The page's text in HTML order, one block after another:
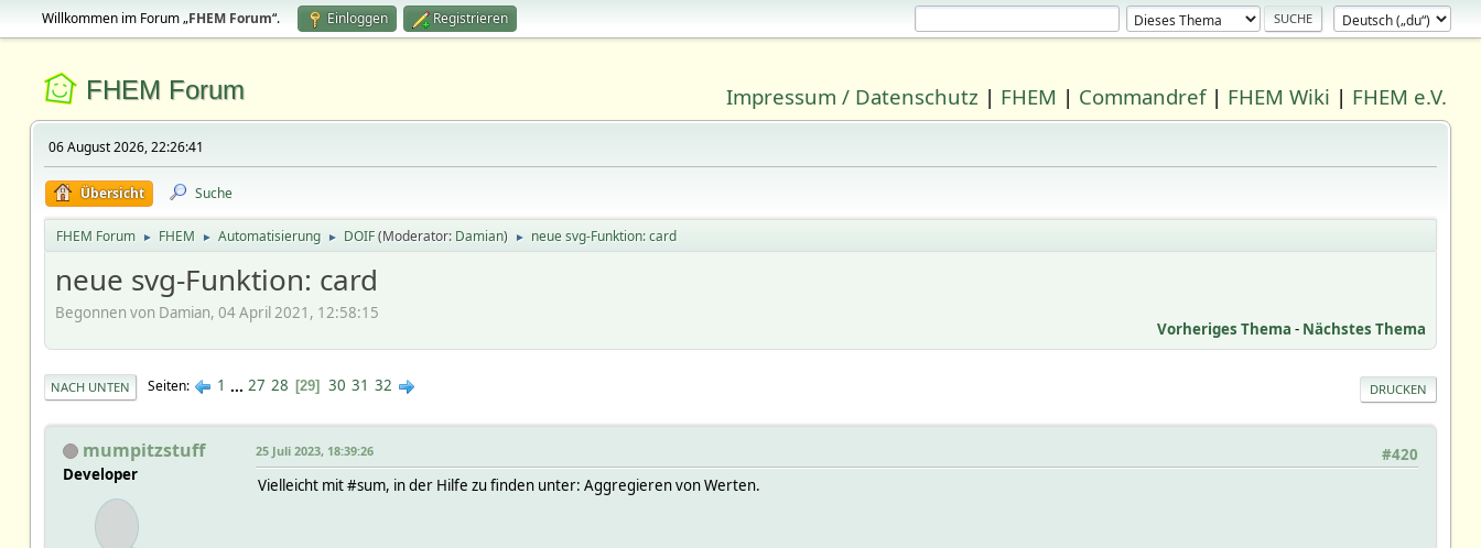
Willkommen im Forum „FHEM Forum“. Einloggen Registrieren
FHEM Forum Impressum / Datenschutz | FHEM | Commandref| FHEM Wiki | FHEM e.V.
06 August 2026, 22:26:41
Übersicht Suche
FHEM Forum ► FHEM ► Automatisierung ► DOIF(Moderator: Damian) ► neue svg-Funktion: card
neue svg-Funktion: card
Begonnen von Damian, 04 April 2021, 12:58:15
Vorheriges Thema - Nächstes Thema
DRUCKEN
NACH UNTEN Seiten 1 ... 27 28 29 30 31 32
mumpitzstuff
Developer
#420
25 Juli 2023, 18:39:26
Vielleicht mit #sum, in der Hilfe zu finden unter: Aggregieren von Werten.